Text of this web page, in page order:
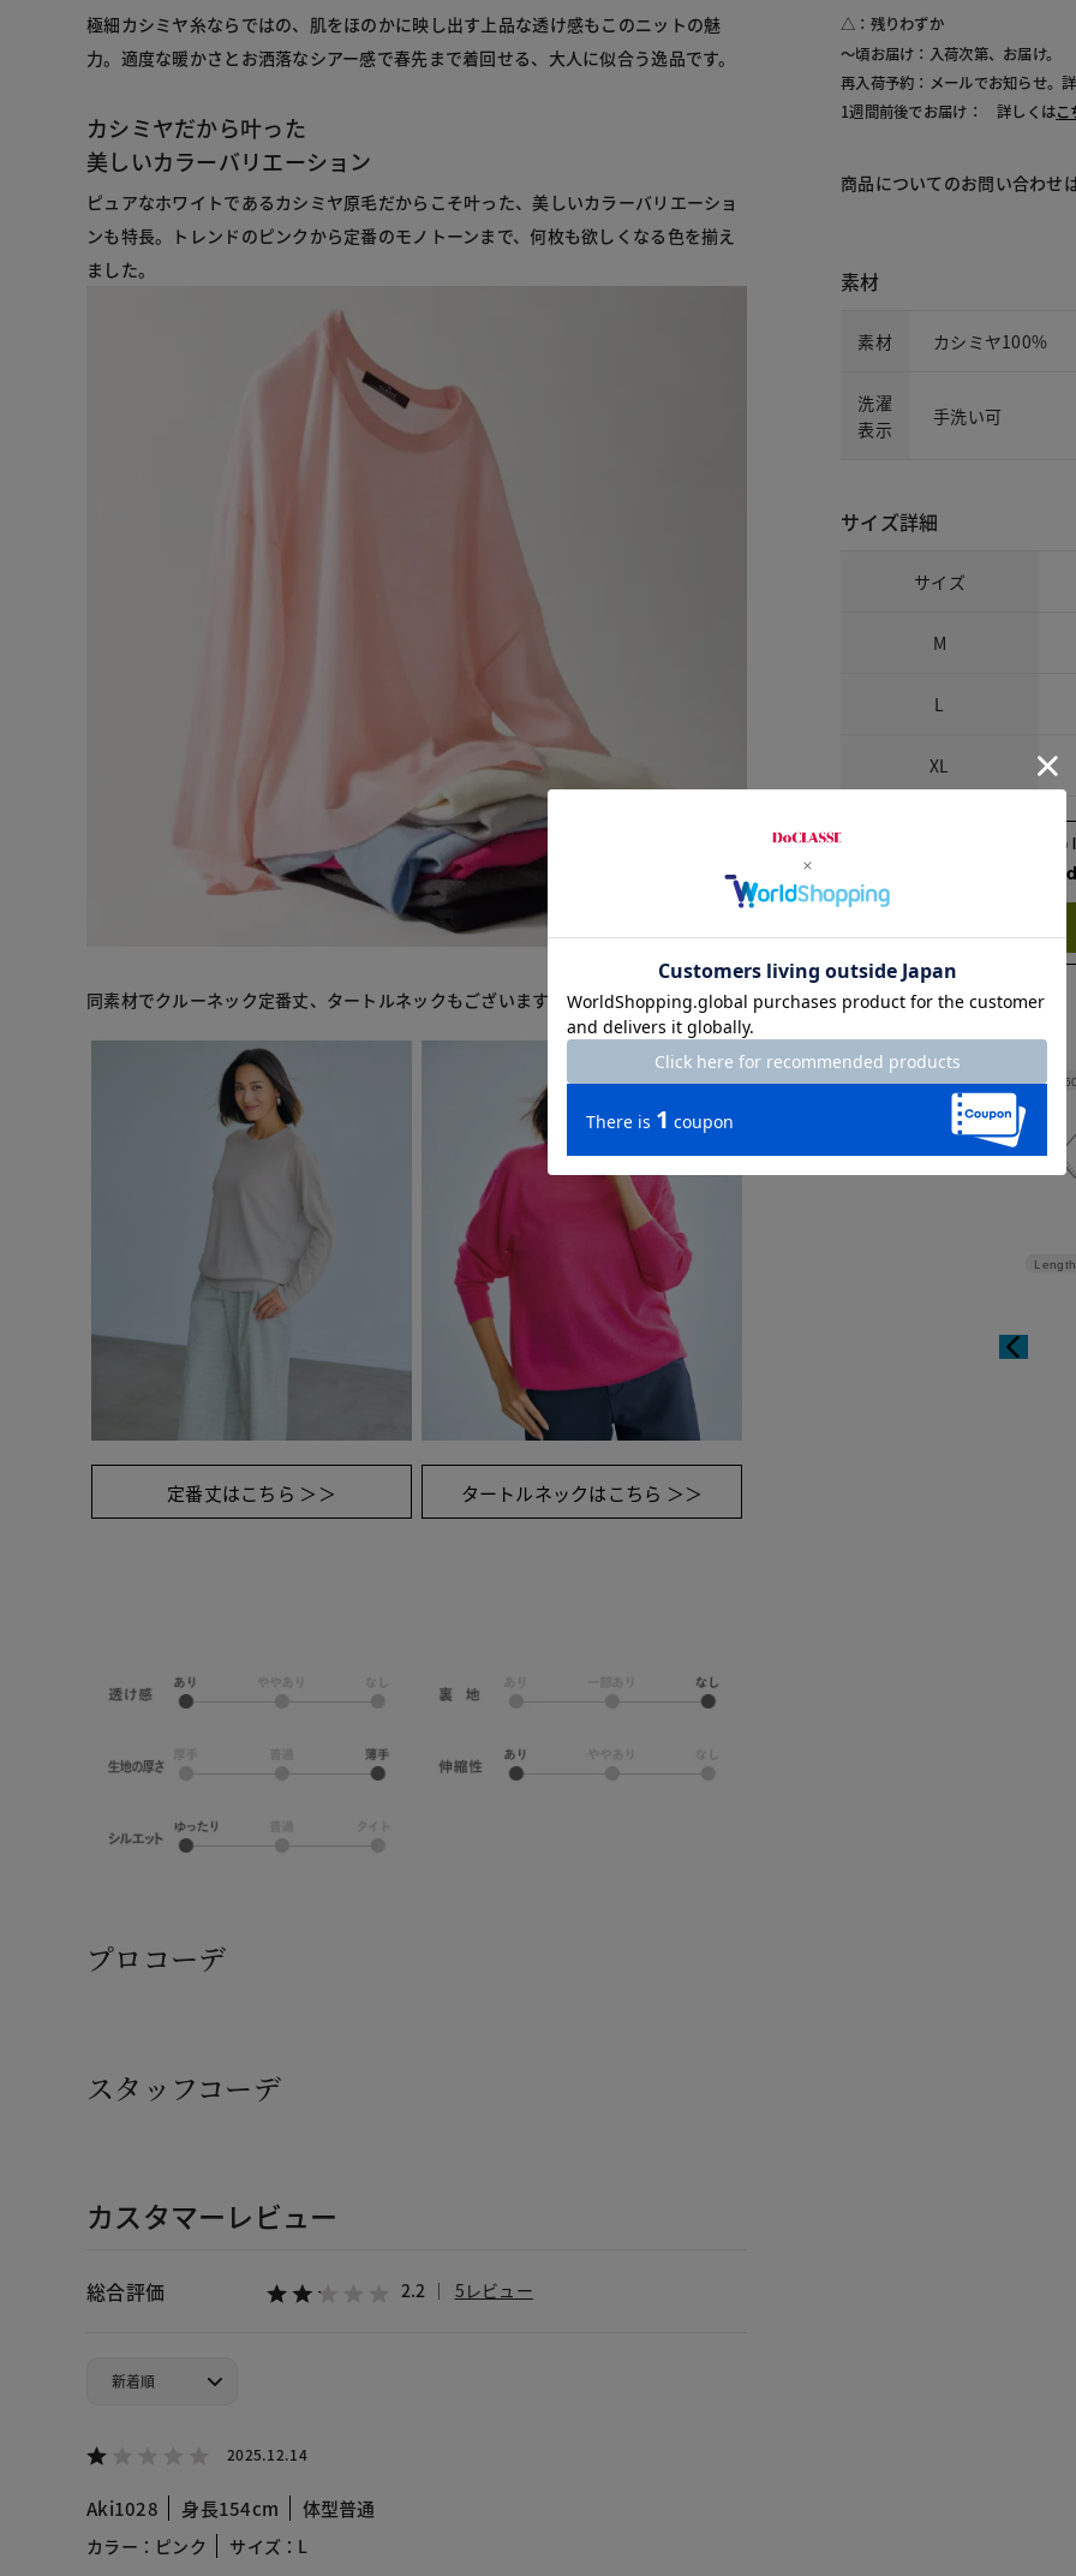
極細カシミヤ糸ならではの、肌をほのかに映し出す上品な透け感もこのニットの魅
力。適度な暖かさとお洒落なシアー感で春先まで着回せる、大人に似合う逸品です。
カシミヤだから叶った
美しいカラーバリエーション
ピュアなホワイトであるカシミヤ原毛だからこそ叶った、美しいカラーバリエーショ
ンも特長。トレンドのピンクから定番のモノトーンまで、何枚も欲しくなる色を揃え
ました。
同素材でクルーネック定番丈、タートルネックもございます。
定番丈はこちら ＞＞ タートルネックはこちら ＞＞
プロコーデ
スタッフコーデ
カスタマーレビュー
総合評価 2.2 5レビュー
2025.12.14
Aki1028 身長154cm 体型普通
カラー：ピンク
サイズ：L
△：残りわずか
～頃お届け：入荷次第、お届け。
再入荷予約：メールでお知らせ。
1週間前後でお届け： 詳しくはこ
商品についてのお問い合わせ
素材
素材 カシミヤ100%
洗濯
表示
手洗い可
サイズ詳細
サイズ
M
L
XL
Check the
Length
Width